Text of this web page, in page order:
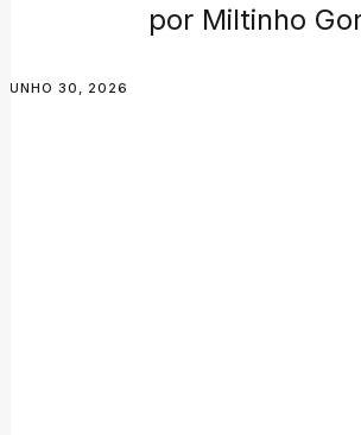
por Miltinho
JUNHO 30, 2026